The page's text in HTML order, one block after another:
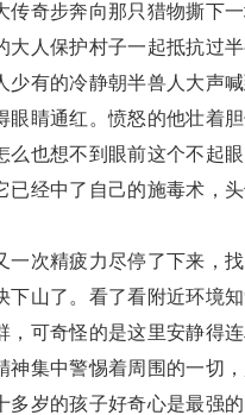
奇步奔向那只猎物撕下
人保护村子一起抵抗过
有的冷静朝半兽人大声
睛通红。愤怒的他壮着
也想不到眼前这个不起
经中了自己的施毒术，
次精疲力尽停了下来，找
山了。看了看附近环境
可奇怪的是这里安静得
集中警惕着周围的一切
岁的孩子好奇心是最强